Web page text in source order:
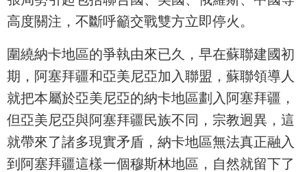
高度關注，不斷呼籲交戰雙方立即停火。
圍繞納卡地區的爭執由來已久，早在蘇聯建國初
期，阿塞拜疆和亞美尼亞加入聯盟，蘇聯領導人
就把本屬於亞美尼亞的納卡地區劃入阿塞拜疆，
但亞美尼亞與阿塞拜疆民族不同，宗教迥異，這
就帶來了諸多現實矛盾，納卡地區無法真正融入
到阿塞拜疆這樣一個穆斯林地區，自然就留下了